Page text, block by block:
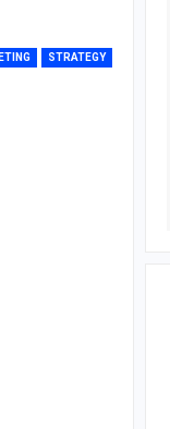
STRATEGY